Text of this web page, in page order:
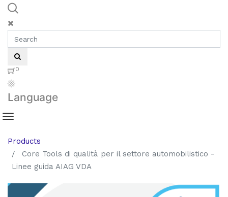
0
Language
Products
Core Tools di qualità per il settore automobilistico -
Linee guida AIAG VDA